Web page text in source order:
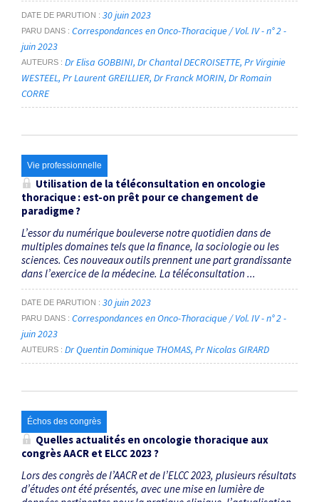
DATE DE PARUTION 30 juin 2023
PARU DANS
Correspondances en Onco-Thoracique / Vol. IV - n° 2 -
juin 2023
AUTEURS Dr Elisa GOBBINI Dr Chantal DECROISETTE Pr Virginie
WESTEEL Pr Laurent GREILLIER Dr Franck MORIN Dr Romain
CORRE
Vie professionnelle
Utilisation de la téléconsultation en oncologie
thoracique : est-on prêt pour ce changement de
paradigme ?
L’essor du numérique bouleverse notre quotidien dans de
multi­­­ples domaines tels que la finance, la sociologie ou les
sciences. Ces ­nouveaux outils prennent une part grandissante
dans l’exercice de la médecine. La téléconsultation ...
DATE DE PARUTION 30 juin 2023
PARU DANS
Correspondances en Onco-Thoracique / Vol. IV - n° 2 -
juin 2023
AUTEURS Dr Quentin Dominique THOMAS Pr Nicolas GIRARD
Échos des congrès
Quelles actualités en oncologie thoracique aux
congrès AACR et ELCC 2023 ?
Lors des congrès de l’AACR et de l’ELCC 2023, plusieurs résultats
d’études ont été présentés, avec une mise en lumière de